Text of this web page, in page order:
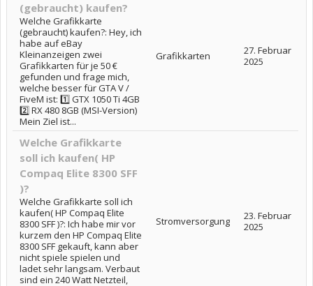
(gebraucht) kaufen?
Welche Grafikkarte
(gebraucht) kaufen?: Hey, ich
habe auf eBay
Kleinanzeigen zwei
Grafikkarten für je 50 €
gefunden und frage mich,
welche besser für GTA V /
FiveM ist: 1️⃣ GTX 1050 Ti 4GB
2️⃣ RX 480 8GB (MSI-Version)
Mein Ziel ist...
Grafikkarten
27. Februar
2025
Welche Grafikkarte
soll ich kaufen( HP
Compaq Elite 8300 SFF
)?
Welche Grafikkarte soll ich
kaufen( HP Compaq Elite
8300 SFF )?: Ich habe mir vor
kurzem den HP Compaq Elite
8300 SFF gekauft, kann aber
nicht spiele spielen und
ladet sehr langsam. Verbaut
sind ein 240 Watt Netzteil,
Stromversorgung
23. Februar
2025